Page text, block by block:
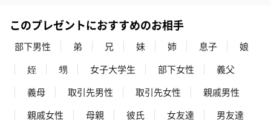
フラワーテディベア
（2,390円）
テディベア（バニラ）
（1,760円）
ル）（1,760円
このプレゼントにおすすめのお相手
部下男性 弟 兄 妹 姉 息子
娘
姪
甥 女子大学生 部下女性
義父
義母
取引先男性 取引先女性
親戚男性
親戚女性
母親 彼氏 女友達
男友達